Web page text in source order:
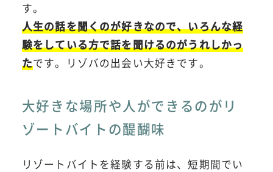
す。
人生の話を聞くのが好きなので、いろんな経
験をしている方で話を聞けるのがうれしかっ
たです。リゾバの出会い大好きです。
大好きな場所や人ができるのがリ
ゾートバイトの醍醐味
リゾートバイトを経験する前は、短期間でい